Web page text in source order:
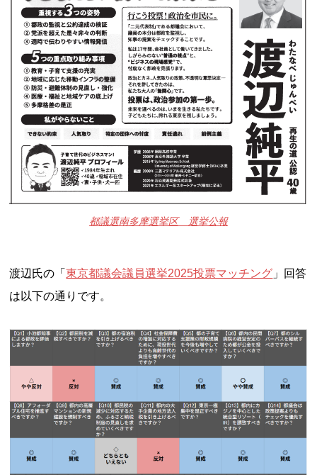
都議選南多摩選挙区 選挙公報
渡辺氏の「東京都議会議員選挙2025投票マッチング 」回答
は以下の通りです。